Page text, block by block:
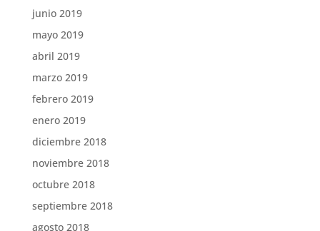
junio 2019
mayo 2019
abril 2019
marzo 2019
febrero 2019
enero 2019
diciembre 2018
noviembre 2018
octubre 2018
septiembre 2018
agosto 2018